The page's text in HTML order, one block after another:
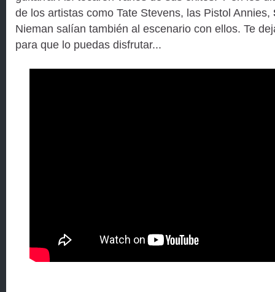
de los artistas como Tate Stevens, las Pistol Annies,
Nieman salían también al escenario con ellos. Te
para que lo puedas disfrutar...